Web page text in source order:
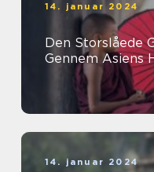
14. januar 2024
Den Storslåede
Gennem Asiens
14. januar 2024